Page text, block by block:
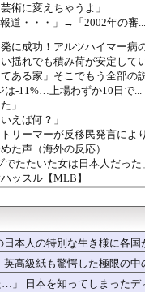
術に変えちゃうよ」
道・・・」→「2002年の審...
に成功！アルツハイマー病
揺れでも積み荷が安定して
ある家」そこでもう全部の
は-11%…上場わずか10日で...
」
えば何？」
リーマーが反移民発言によ
た声（海外の反応）
たたいた女は日本人だった
ッスル【MLB】
減速に懸念高まる
スンのことは全然知らない...
果は国民の警告だ」と大統
ルースよりも上」（海外の
けた選手が話題に【MLB】
で26号、日本人新人のメジ
本人の特別な生き様に各国
高級紙も驚愕した極限の
」 日本を知ってしまった